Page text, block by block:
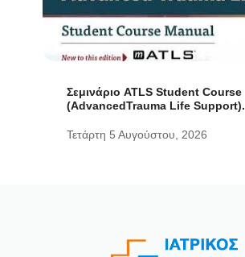
Σεμινάριο ATLS Student Course
(AdvancedTrauma Life Support).
Τετάρτη 5 Αυγούστου, 2026